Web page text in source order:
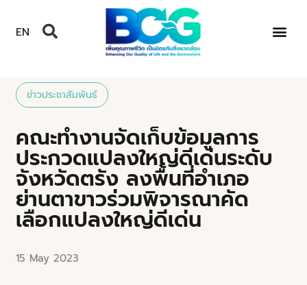
EN
ข่าวประชาสัมพันธ์
คณะทำงานจัดเก็บข้อมูลการ
ประกวดแปลงใหญ่ดีเด่นระดับ
จังหวัดตรัง ลงพื้นที่อำเภอ
ย่านตาขาวร่วมพิจารณาคัด
เลือกแปลงใหญ่ดีเด่น
15 May 2023